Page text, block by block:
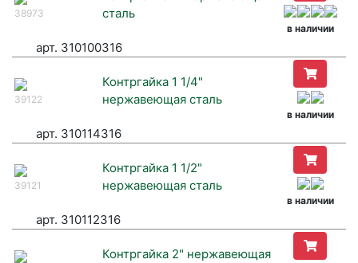
38973
сталь
в наличии
арт. 310100316
39122
Контргайка 1 1/4"
нержавеющая сталь
в наличии
арт. 310114316
39121
Контргайка 1 1/2"
нержавеющая сталь
в наличии
арт. 310112316
Контргайка 2" нержавеющая